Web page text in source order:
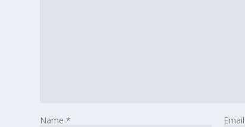
Name* Email